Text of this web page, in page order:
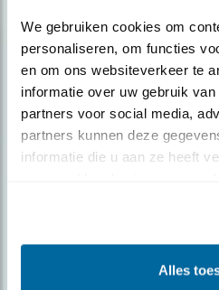
We gebruiken cookies om
personaliseren, om functies
en om ons websiteverkeer te
informatie over uw gebruik
partners voor social media,
partners kunnen deze
informatie die u aan ze heeft
Alles